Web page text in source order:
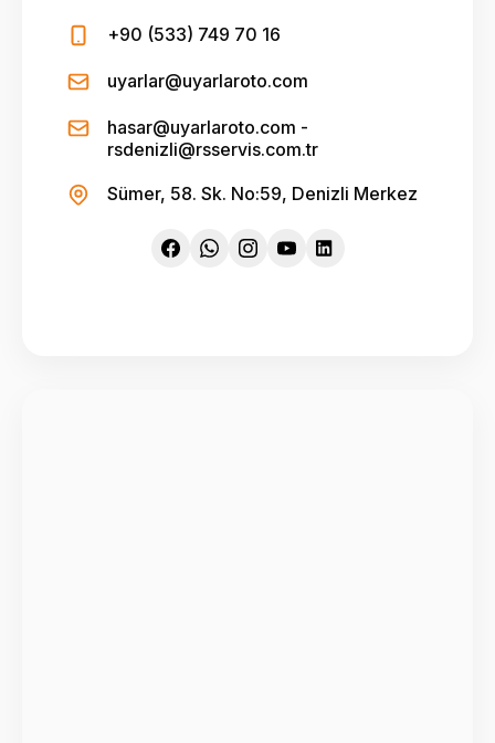
+90 (533) 749 70 16
uyarlar@uyarlaroto.com
hasar@uyarlaroto.com -
rsdenizli@rsservis.com.tr
Sümer, 58. Sk. No:59, Denizli Merkez